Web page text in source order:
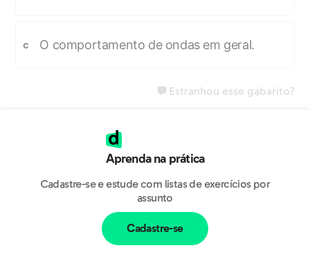
c O comportamento de ondas em geral.
Estranhou esse gabarito?
Aprenda na prática
Cadastre-se e estude com listas de exercícios por
assunto
Cadastre-se